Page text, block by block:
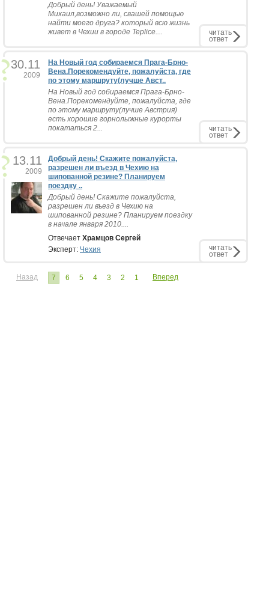
Добрый день! Уважаемый
Михаил,возможно ли, свашей помощью
найти моего друга? который всю жизнь
живет в Чехии в городе Teplice....
читать
ответ
30.11
2009
На Новый год собираемся Прага-Брно-
Вена.Порекомендуйте, пожалуйста, где
по этому маршруту(лучше Авст..
На Новый год собираемся Прага-Брно-
Вена.Порекомендуйте, пожалуйста, где
по этому маршруту(лучше Австрия)
есть хорошие горнолыжные курорты
покататься 2...
читать
ответ
13.11
2009
Добрый день! Скажите пожалуйста,
разрешен ли въезд в Чехию на
шипованной резине? Планируем
поездку ..
Добрый день! Скажите пожалуйста,
разрешен ли въезд в Чехию на
шипованной резине? Планируем поездку
в начале января 2010....
Отвечает Храмцов Сергей
Эксперт: Чехия читать
ответ
Назад 7 6 5 4 3 2 1 Вперед